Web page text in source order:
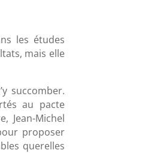
les études
mais elle
succomber.
au pacte
Jean-Michel
proposer
querelles